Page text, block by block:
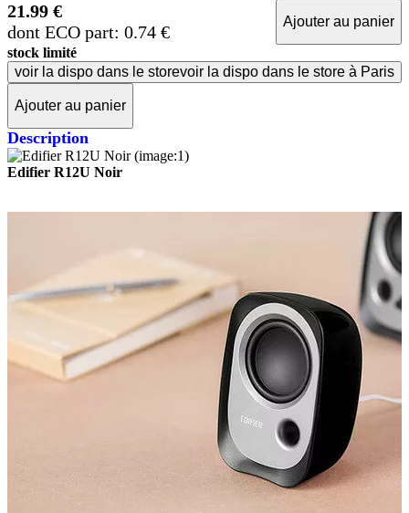
21.99 €
dont ECO part: 0.74 €
Ajouter au panier
stock limité
voir la dispo dans le storevoir la dispo dans le store à Paris
Ajouter au panier
Description
Edifier R12U Noir